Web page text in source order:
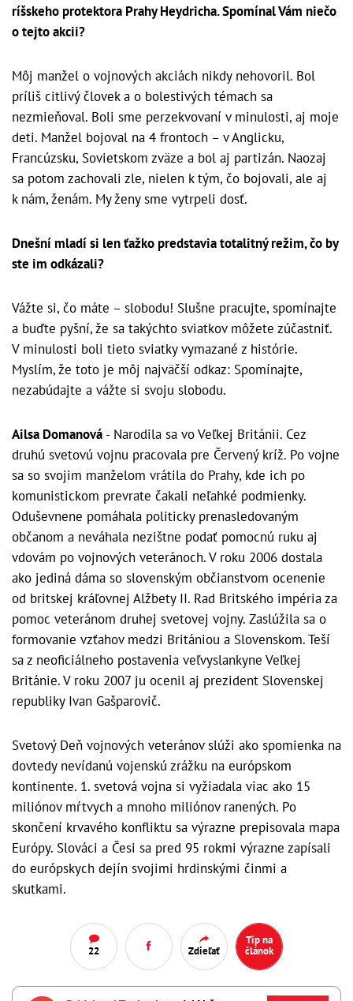
ríšskeho protektora Prahy Heydricha. Spomínal Vám niečo
o tejto akcii?
Môj manžel o vojnových akciách nikdy nehovoril. Bol
príliš citlivý človek a o bolestivých témach sa
nezmieňoval. Boli sme perzekvovaní v minulosti, aj moje
deti. Manžel bojoval na 4 frontoch – v Anglicku,
Francúzsku, Sovietskom zväze a bol aj partizán. Naozaj
sa potom zachovali zle, nielen k tým, čo bojovali, ale aj
k nám, ženám. My ženy sme vytrpeli dosť.
Dnešní mladí si len ťažko predstavia totalitný režim, čo by
ste im odkázali?
Vážte si, čo máte – slobodu! Slušne pracujte, spomínajte
a buďte pyšní, že sa takýchto sviatkov môžete zúčastniť.
V minulosti boli tieto sviatky vymazané z histórie.
Myslím, že toto je môj najväčší odkaz: Spomínajte,
nezabúdajte a vážte si svoju slobodu.
Ailsa Domanová - Narodila sa vo Veľkej Británii. Cez
druhú svetovú vojnu pracovala pre Červený kríž. Po vojne
sa so svojim manželom vrátila do Prahy, kde ich po
komunistickom prevrate čakali neľahké podmienky.
Oduševnene pomáhala politicky prenasledovaným
občanom a neváhala nezištne podať pomocnú ruku aj
vdovám po vojnových veteránoch. V roku 2006 dostala
ako jediná dáma so slovenským občianstvom ocenenie
od britskej kráľovnej Alžbety II. Rad Britského impéria za
pomoc veteránom druhej svetovej vojny. Zaslúžila sa o
formovanie vzťahov medzi Britániou a Slovenskom. Teší
sa z neoficiálneho postavenia veľvyslankyne Veľkej
Británie. V roku 2007 ju ocenil aj prezident Slovenskej
republiky Ivan Gašparovič.
Svetový Deň vojnových veteránov slúži ako spomienka na
dovtedy nevídanú vojenskú zrážku na európskom
kontinente. 1. svetová vojna si vyžiadala viac ako 15
miliónov mŕtvych a mnoho miliónov ranených. Po
skončení krvavého konfliktu sa výrazne prepisovala mapa
Európy. Slováci a Česi sa pred 95 rokmi výrazne zapísali
do európskych dejín svojimi hrdinskými činmi a
skutkami.
22 Zdieľať
Tip na
článok